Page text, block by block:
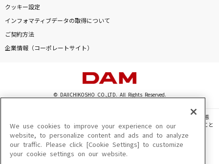
MY FIRST STORY
もっと見る
DAMの新曲・ランキングなど
カラオケ最新情報をチェック！
クッキー設定
インフォマティブデータの取得について
ご契約方法
企業情報（コーポレートサイト）
© DAIICHIKOSHO CO.,LTD. All Rights Reserved.
このサイトに掲載されている一切の文章・画像・写真・動画・音声等を、手段や形態
を問わず、著作権法の定める範囲を超えて無断で複製、転載、ファイル化などすること
を禁じます。
楽曲及びコンテンツは、機種によりご利用いただけない場合があります。
楽曲及びコンテンツの配信日、配信内容が変更になる場合があります。
We use cookies to improve your experience on our
website, to personalize content and ads and to analyze
our traffic. Please click [Cookie Settings] to customize
your cookie settings on our website.